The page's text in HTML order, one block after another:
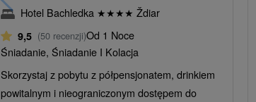
Hotel Bachledka ★★★★ Ždiar
9,5 (50 recenzji)Od 1 Noce
Śniadanie, Śniadanie I Kolacja
Skorzystaj z pobytu z półpensjonatem, drinkiem
powitalnym i nieograniczonym dostępem do